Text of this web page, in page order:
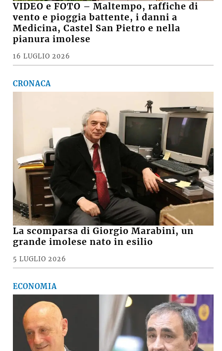
VIDEO e FOTO – Maltempo, raffiche di
vento e pioggia battente, i danni a
Medicina, Castel San Pietro e nella
pianura imolese
16 LUGLIO 2026
CRONACA
La scomparsa di Giorgio Marabini, un
grande imolese nato in esilio
5 LUGLIO 2026
ECONOMIA